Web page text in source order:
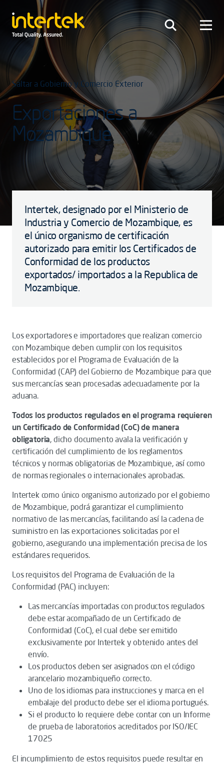
Saltar a Gobierno y Comercio Exterior
Exportaciones a
Mozambique
Intertek, designado por el Ministerio de
Industria y Comercio de Mozambique, es
el único organismo de certificación
autorizado para emitir los Certificados de
Conformidad de los productos
exportados/ importados a la Republica de
Mozambique.
Los exportadores e importadores que realizan comercio
con Mozambique deben cumplir con los requisitos
establecidos por el Programa de Evaluación de la
Conformidad (CAP) del Gobierno de Mozambique para que
sus mercancías sean procesadas adecuadamente por la
aduana.
Todos los productos regulados en el programa requieren
un Certificado de Conformidad (CoC) de manera
obligatoria, dicho documento avala la verificación y
certificación del cumplimiento de los reglamentos
técnicos y normas obligatorias de Mozambique, así como
de normas regionales o internacionales aprobadas.
Intertek como único organismo autorizado por el gobierno
de Mozambique, podrá garantizar el cumplimiento
normativo de las mercancías, facilitando así la cadena de
suministro en las exportaciones solicitadas por el
gobierno, asegurando una implementación precisa de los
estándares requeridos.
Los requisitos del Programa de Evaluación de la
Conformidad (PAC) incluyen:
Las mercancías importadas con productos regulados
debe estar acompañado de un Certificado de
Conformidad (CoC), el cual debe ser emitido
exclusivamente por Intertek y obtenido antes del
envío.
Los productos deben ser asignados con el código
arancelario mozambiqueño correcto.
Uno de los idiomas para instrucciones y marca en el
embalaje del producto debe ser el idioma portugués.
Si el producto lo requiere debe contar con un Informe
de prueba de laboratorios acreditados por ISO/IEC
17025
El incumplimiento de estos requisitos puede resultar en